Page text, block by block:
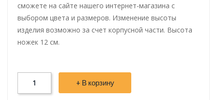
сможете на сайте нашего интернет-магазина с
выбором цвета и размеров. Изменение высоты
изделия возможно за счет корпусной части. Высота
ножек 12 см.
+ В корзину